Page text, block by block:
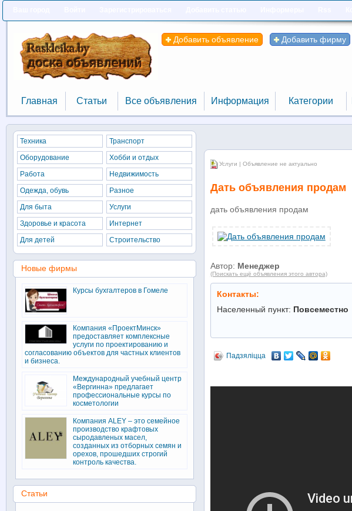
Добавить объявление Добавить фирму
Главная
Главная
Статьи
Статьи
Все объявления
Все объявления
Информация Категории
Услуги | Объявление не актуально
Дать объявления продам
дать объявления продам
Автор: Менеджер
(Поискать ещё объявления этого автора)
Контакты:
Населенный пункт: Повсеместно
Падзяліцца
Техника
Транспорт
Оборудование
Хобби и отдых
Работа
Недвижимость
Одежда, обувь
Разное
Для быта
Услуги
Здоровье и красота
Интернет
Для детей
Строительство
Новые фирмы
Курсы бухгалтеров в Гомеле
Компания «ПроектМинск»
предоставляет комплексные
услуги по проектированию и
согласованию объектов для частных клиентов
и бизнеса.
Международный учебный центр
«Вергинна» предлагает
профессиональные курсы по
косметологии
Компания ALEY – это семейное
производство крафтовых
сыродавленых масел,
созданных из отборных семян и
орехов, прошедших строгий
контроль качества.
Статьи